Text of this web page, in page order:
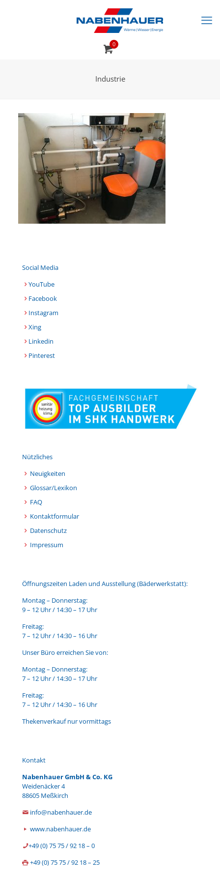
0
Industrie
Social Media
YouTube
Facebook
Instagram
Xing
Linkedin
Pinterest
Nützliches
Neuigkeiten
Glossar/Lexikon
FAQ
Kontaktformular
Datenschutz
Impressum
Öffnungszeiten Laden und Ausstellung (Bäderwerkstatt):
Montag – Donnerstag:
9 – 12 Uhr / 14:30 – 17 Uhr
Freitag:
7 – 12 Uhr / 14:30 – 16 Uhr
Unser Büro erreichen Sie von:
Montag – Donnerstag:
7 – 12 Uhr / 14:30 – 17 Uhr
Freitag:
7 – 12 Uhr / 14:30 – 16 Uhr
Thekenverkauf nur vormittags
Kontakt
Nabenhauer GmbH & Co. KG
Weidenäcker 4
88605 Meßkirch
info@nabenhauer.de
www.nabenhauer.de
+49 (0) 75 75 / 92 18 – 0
+49 (0) 75 75 / 92 18 – 25